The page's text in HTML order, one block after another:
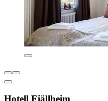
Hotell Fjällheim